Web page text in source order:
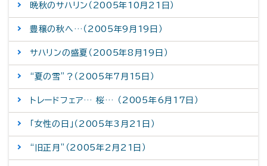
晩秋のサハリン（2005年10月21日）
豊穣の秋へ…（2005年9月19日）
サハリンの盛夏（2005年8月19日）
“夏の雪”？（2005年7月15日）
トレードフェア… 桜… （2005年6月17日）
「女性の日」（2005年3月21日）
“旧正月”（2005年2月21日）